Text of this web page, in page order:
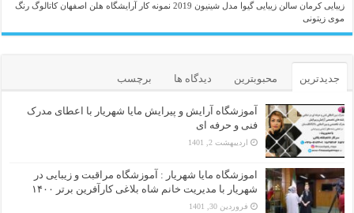
زیبایی کرمان سالن زیبایی گیوا مدل شینیون 2019 نمونه کار آرایشگاه هلن اصفهان کاتالوگ رنگ
موی زیتونی
جدیدترین محبوبترین دیدگاه ها برچسب
آموزشگاه آرایش و پیرایش مایا شهریار با اعطای مدرک
فنی و حرفه ای
اردیبهشت 2, 1401
اموزشگاه مایا شهریار : آموزشگاه مراقبت و زیبایی در
شهریار با مدیریت خانم شاه بلاغی کارآفرین برتر ۱۴۰۰
فروردین 30, 1401